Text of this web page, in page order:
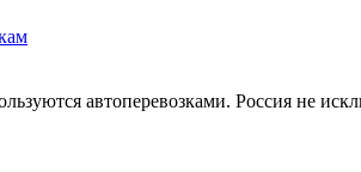
автоперевозками. Россия не